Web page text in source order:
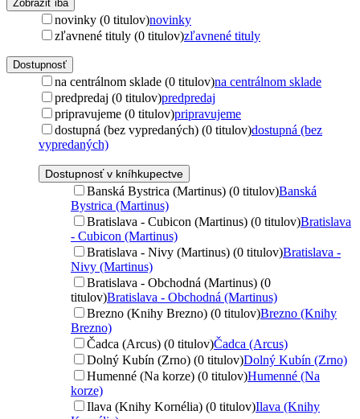
Zobraziť iba
novinky (0 titulov)novinky
zľavnené tituly (0 titulov)zľavnené tituly
Dostupnosť
na centrálnom sklade (0 titulov)na centrálnom sklade
predpredaj (0 titulov)predpredaj
pripravujeme (0 titulov)pripravujeme
dostupná (bez vypredaných) (0 titulov)dostupná (bez
vypredaných)
Dostupnosť v kníhkupectve
Banská Bystrica (Martinus) (0 titulov)Banská
Bystrica (Martinus)
Bratislava - Cubicon (Martinus) (0 titulov)Bratislava
- Cubicon (Martinus)
Bratislava - Nivy (Martinus) (0 titulov)Bratislava -
Nivy (Martinus)
Bratislava - Obchodná (Martinus) (0
titulov)Bratislava - Obchodná (Martinus)
Brezno (Knihy Brezno) (0 titulov)Brezno (Knihy
Brezno)
Čadca (Arcus) (0 titulov)Čadca (Arcus)
Dolný Kubín (Zrno) (0 titulov)Dolný Kubín (Zrno)
Humenné (Na korze) (0 titulov)Humenné (Na
korze)
Ilava (Knihy Kornélia) (0 titulov)Ilava (Knihy